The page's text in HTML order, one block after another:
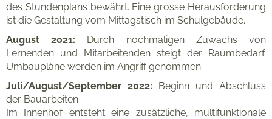
des Stundenplans bewährt. Eine grosse Herausforderung
ist die Gestaltung vom Mittagstisch im Schulgebäude.
August 2021: Durch nochmaligen Zuwachs von
Lernenden und Mitarbeitenden steigt der Raumbedarf.
Umbaupläne werden im Angriff genommen.
Juli/August/September 2022: Beginn und Abschluss
der Bauarbeiten
Im Innenhof entsteht eine zusätzliche, multifunktionale